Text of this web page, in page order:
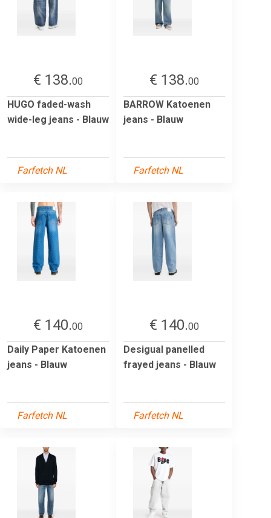
€ 138.00
HUGO faded-wash
wide-leg jeans - Blauw
Farfetch NL
€ 138.00
BARROW Katoenen
jeans - Blauw
Farfetch NL
€ 140.00
Daily Paper Katoenen
jeans - Blauw
Farfetch NL
€ 140.00
Desigual panelled
frayed jeans - Blauw
Farfetch NL